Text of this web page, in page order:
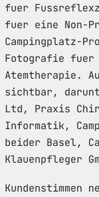
fuer
fuer eine Non-
Campingplatz-
Fotografie
Atemtherapie.
sichtbar,
Ltd, Praxis
Informatik,
beider Basel,
Klauenpfleger
Kundenstimmen